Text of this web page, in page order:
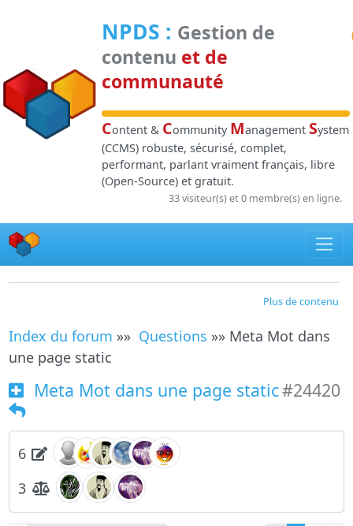
NPDS : Gestion de
contenu et de
communauté
Content & Community Management System
(CCMS) robuste, sécurisé, complet,
performant, parlant vraiment français, libre
(Open-Source) et gratuit.
33 visiteur(s) et 0 membre(s) en ligne.
Plus de contenu
Index du forum »» Questions »» Meta Mot dans
une page static
Meta Mot dans une page static#24420
6
3